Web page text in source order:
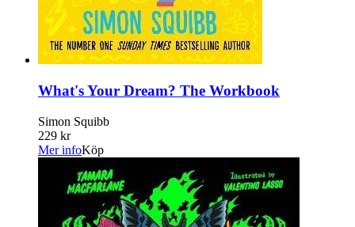
What's Your Dream? The Workbook
Simon Squibb
229 kr
Mer infoKöp